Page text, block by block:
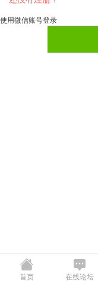
使用微信账号登录
首页 在线论坛